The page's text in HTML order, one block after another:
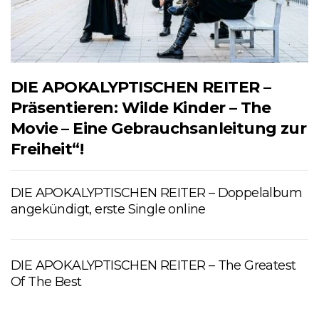
DIE APOKALYPTISCHEN REITER –
Präsentieren: Wilde Kinder – The
Movie – Eine Gebrauchsanleitung zur
Freiheit“!
DIE APOKALYPTISCHEN REITER – Doppelalbum
angekündigt, erste Single online
DIE APOKALYPTISCHEN REITER – The Greatest
Of The Best